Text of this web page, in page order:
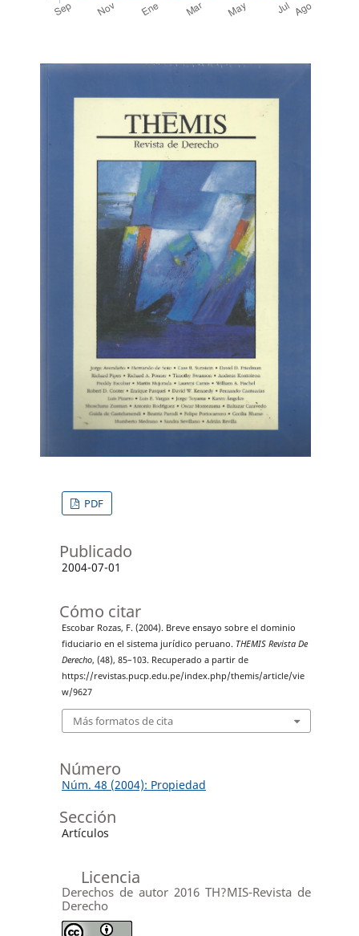
PDF
Publicado
2004-07-01
Cómo citar
Escobar Rozas, F. (2004). Breve ensayo sobre el dominio
fiduciario en el sistema jurídico peruano. THEMIS Revista De
Derecho, (48), 85–103. Recuperado a partir de
https://revistas.pucp.edu.pe/index.php/themis/article/vie
w/9627
Más formatos de cita
Número
Núm. 48 (2004): Propiedad
Sección
Artículos
Licencia
Derechos de autor 2016 TH?MIS-Revista de
Derecho